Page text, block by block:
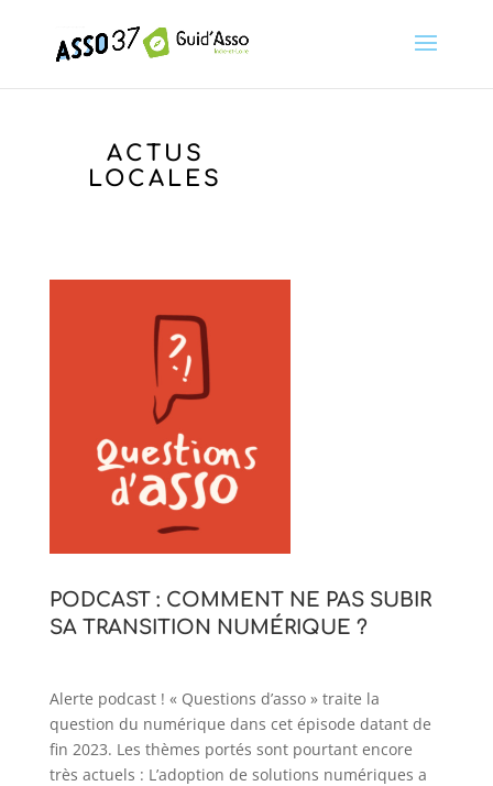
ACTUS
LOCALES
PODCAST : COMMENT NE PAS SUBIR
SA TRANSITION NUMÉRIQUE ?
Alerte podcast ! « Questions d’asso » traite la
question du numérique dans cet épisode datant de
fin 2023. Les thèmes portés sont pourtant encore
très actuels : L’adoption de solutions numériques a